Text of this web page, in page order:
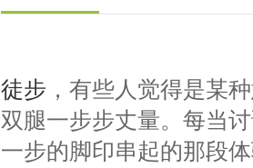
徒步 ，有些人觉得是某
双腿一步步丈量。每当
一步的脚印串起的那段